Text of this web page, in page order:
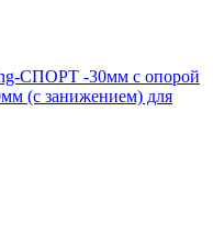
СПОРТ -30мм с опорой
(с занижением) для